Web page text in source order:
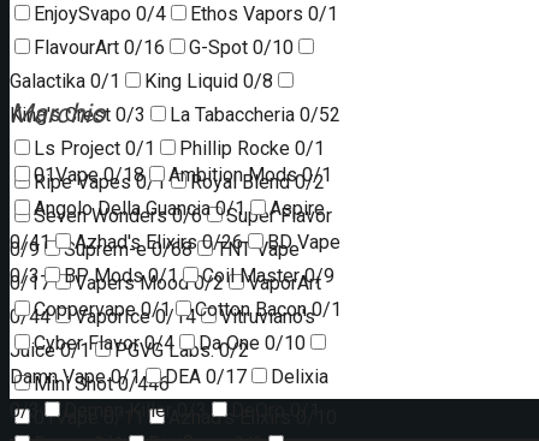
EnjoySvapo 0/4 Ethos Vapors 0/1
FlavourArt 0/16 G-Spot 0/10
Galactika 0/1 King Liquid 0/8
King's Crest 0/3 La Tabaccheria 0/52
Ls Project 0/1 Phillip Rocke 0/1
Ripe Vapes0/1 Royal Blend0/2
Seven Wonders0/6
Super Flavor
0/9
Suprem-e0/68
TNT Vape
0/17
Vapers Mood0/2
VaporArt
0/44
VaporIce0/14
Vitruviano's
Juice0/1 PGVG Labs.0/2
Mini Shot0/446
01Vape
Azhad's Elixirs
Marchio
01Vape0/18 Ambition Mods0/1
Angolo Della Guancia0/1
Aspire
0/41
Azhad's Elixirs0/26
BD Vape
0/3
BP Mods0/1 Coil Master0/9
Coppervape0/1 Cotton Bacon0/1
Cyber Flavor0/4 Da One 0/10
Damn Vape0/1 DEA 0/17
Delixia
0/3
Demon Killer